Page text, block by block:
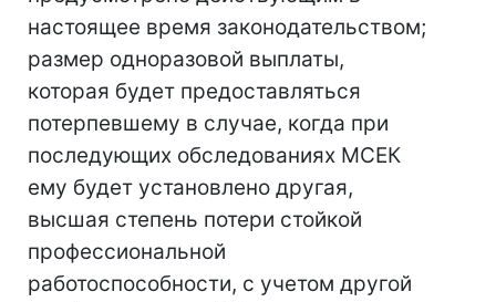
настоящее время законодательством;
размер одноразовой выплаты,
которая будет предоставляться
потерпевшему в случае, когда при
последующих обследованиях МСЕК
ему будет установлено другая,
высшая степень потери стойкой
профессиональной
работоспособности, с учетом другой